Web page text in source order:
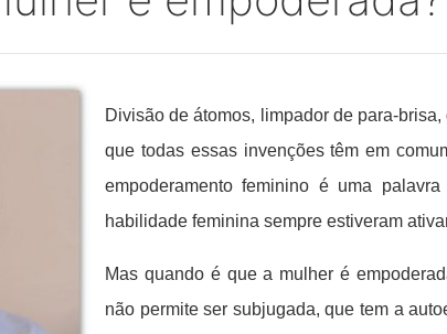
Divisão de átomos, limpador de para-
que todas essas invenções têm em
empoderamento feminino é uma
habilidade feminina sempre estiveram
Mas quando é que a mulher é
não permite ser subjugada, que tem a